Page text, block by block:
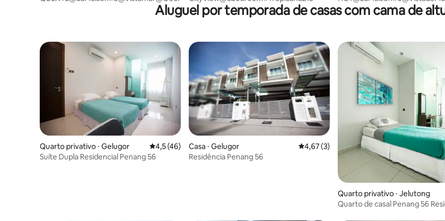
Aluguel por temporada de casas com cama de
Quarto privativo ⋅ Gelugor 4,5 de uma avaliação média de 5, 46 avaliações
4,5 (46)
Suíte Dupla Residencial Penang 56
Casa ⋅ Gelugor 4,67 de uma avaliação média de 5, 3
4,67 (3)
Residência Penang 56
Quarto privativo ⋅ Jelutong
Quarto de casal Penang 56